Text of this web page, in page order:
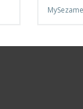
MySezame